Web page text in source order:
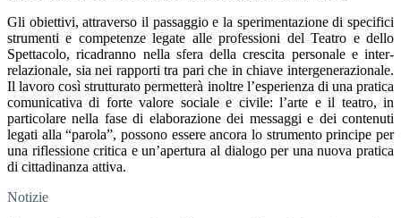
Gli obiettivi, attraverso il passaggio e la sperimentazione di specifici
strumenti e competenze legate alle professioni del Teatro e dello
Spettacolo, ricadranno nella sfera della crescita personale e inter-
relazionale, sia nei rapporti tra pari che in chiave intergenerazionale.
Il lavoro così strutturato permetterà inoltre l’esperienza di una pratica
comunicativa di forte valore sociale e civile: l’arte e il teatro, in
particolare nella fase di elaborazione dei messaggi e dei contenuti
legati alla “parola”, possono essere ancora lo strumento principe per
una riflessione critica e un’apertura al dialogo per una nuova pratica
di cittadinanza attiva.
Notizie